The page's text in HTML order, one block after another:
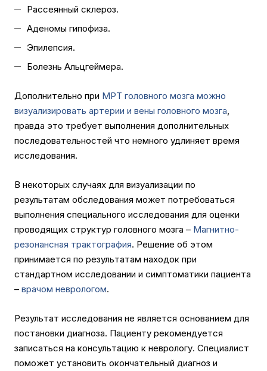
Рассеянный склероз.
Аденомы гипофиза.
Эпилепсия.
Болезнь Альцгеймера.
Дополнительно при МРТ головного мозга можно
визуализировать артерии и вены головного мозга
правда это требует выполнения дополнительных
последовательностей что немного удлиняет время
исследования.
В некоторых случаях для визуализации по
результатам обследования может потребоваться
выполнения специального исследования для оценки
проводящих структур головного мозга – Магнитно-
резонансная трактография. Решение об этом
принимается по результатам находок при
стандартном исследовании и симптоматики пациента
– врачом неврологом.
Результат исследования не является основанием для
постановки диагноза. Пациенту рекомендуется
записаться на консультацию к неврологу. Специалист
поможет установить окончательный диагноз и